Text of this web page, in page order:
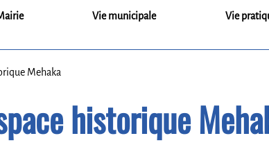
Vie municipale Vie
Mehaka
historique